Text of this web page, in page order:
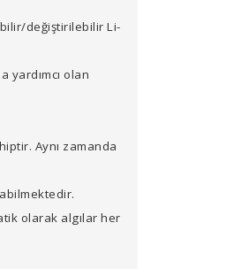
değiştirilebilir Li-
yardımcı olan
Aynı zamanda
olarak algılar her